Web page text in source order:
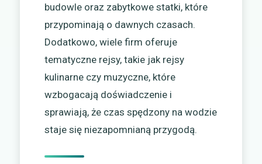
budowle oraz zabytkowe statki, które
przypominają o dawnych czasach.
Dodatkowo, wiele firm oferuje
tematyczne rejsy, takie jak rejsy
kulinarne czy muzyczne, które
wzbogacają doświadczenie i
sprawiają, że czas spędzony na wodzie
staje się niezapomnianą przygodą.